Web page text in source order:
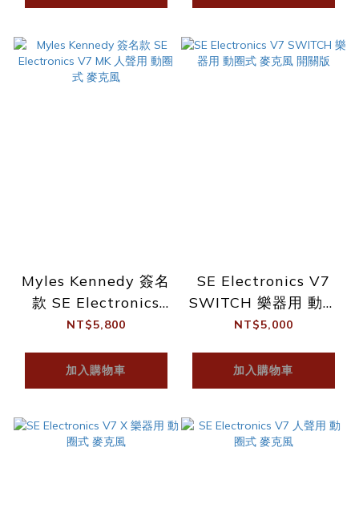
Myles Kennedy 簽名
款 SE Electronics
V7 MK 人聲用 動圈式
NT$5,800
加入購物車
SE Electronics V7
SWITCH 樂器用 動圈
式 麥克風 開關版
NT$5,000
加入購物車